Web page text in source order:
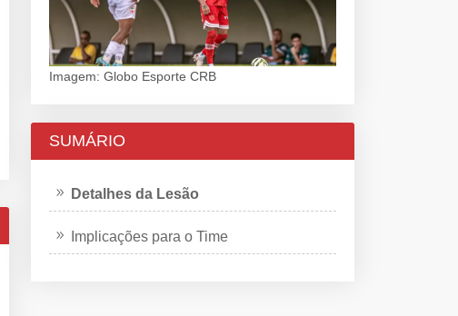
Imagem: Globo Esporte CRB
SUMÁRIO
Detalhes da Lesão
Implicações para o Time